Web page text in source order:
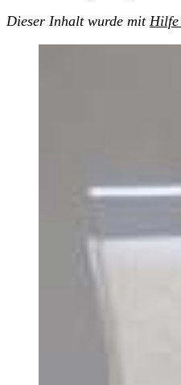
Dieser Inhalt wurde mit